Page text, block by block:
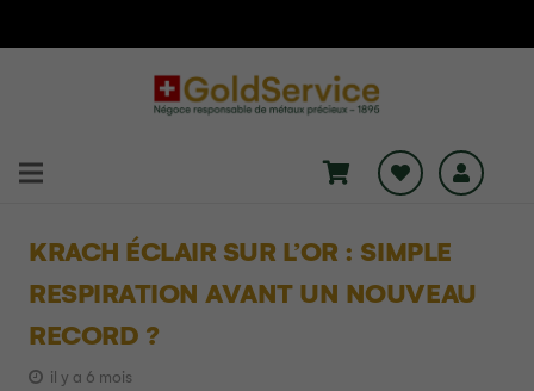
KRACH ÉCLAIR SUR L’OR : SIMPLE
RESPIRATION AVANT UN NOUVEAU
RECORD ?
il y a 6 mois